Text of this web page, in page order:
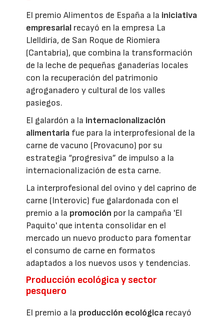
El premio Alimentos de España a la iniciativa
empresarial recayó en la empresa La
Llelldiría, de San Roque de Riomiera
(Cantabria), que combina la transformación
de la leche de pequeñas ganaderías locales
con la recuperación del patrimonio
agroganadero y cultural de los valles
pasiegos.
El galardón a la internacionalización
alimentaria fue para la interprofesional de la
carne de vacuno (Provacuno) por su
estrategia “progresiva” de impulso a la
internacionalización de esta carne.
La interprofesional del ovino y del caprino de
carne (Interovic) fue galardonada con el
premio a la promoción por la campaña 'El
Paquito' que intenta consolidar en el
mercado un nuevo producto para fomentar
el consumo de carne en formatos
adaptados a los nuevos usos y tendencias.
Producción ecológica y sector
pesquero
El premio a la producción ecológica recayó